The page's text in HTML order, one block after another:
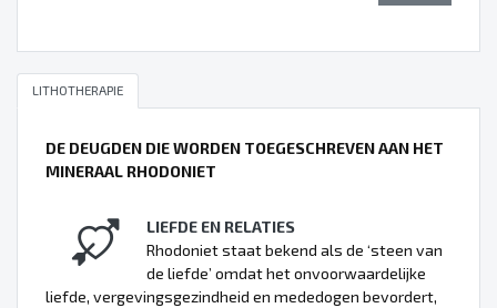
LITHOTHERAPIE
DE DEUGDEN DIE WORDEN TOEGESCHREVEN AAN HET
MINERAAL RHODONIET
LIEFDE EN RELATIES
Rhodoniet staat bekend als de ‘steen van
de liefde’ omdat het onvoorwaardelijke
liefde, vergevingsgezindheid en mededogen bevordert,